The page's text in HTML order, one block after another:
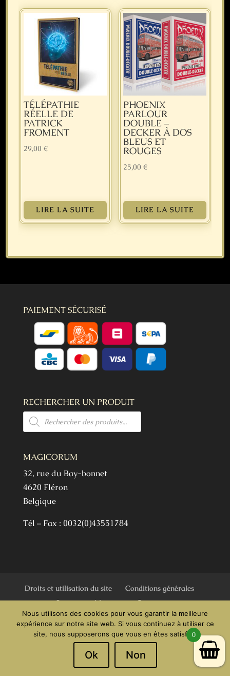
TÉLÉPATHIE
RÉELLE DE
PATRICK
FROMENT
29,00€
LIRE LA SUITE
PHOENIX
PARLOUR
DOUBLE –
DECKER À DOS
BLEUS ET
ROUGES
25,00€
LIRE LA SUITE
PAIEMENT SÉCURISÉ
RECHERCHER UN PRODUIT
Recherche
de
produits
MAGICORUM
32, rue du Bay-bonnet
4620 Fléron
Belgique
Tél – Fax : 0032(0)43551784
Droits et utilisation du site
Conditions générales
Sources
Marques Contact
Magicorum - Tous droits réservés - Une
0
Nous utilisons des cookies pour vous garantir la meilleure
expérience sur notre site web. Si vous continuez à utiliser ce
site, nous supposerons que vous en êtes satisfait.
Ok Non